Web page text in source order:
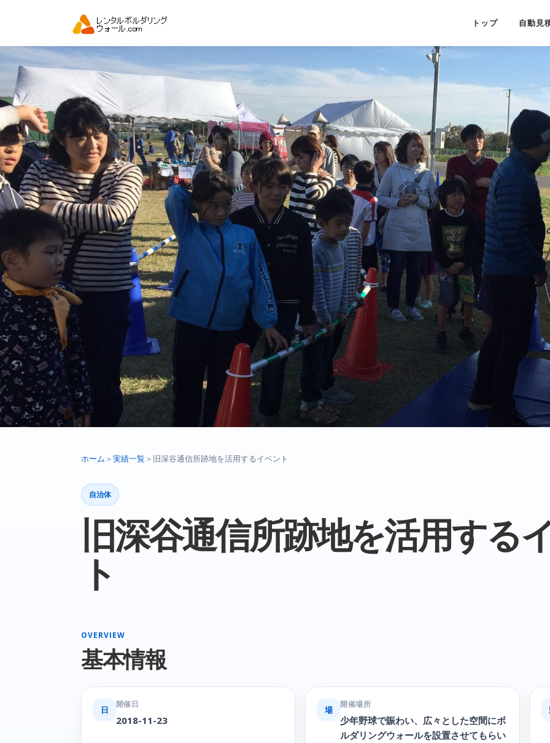
ン
キ
プ
トップ 自動見
ホーム ＞実績一覧＞ 旧深谷通信所跡地を活用するイベント
自治体
旧深谷通信所跡地を活用する
ト
OVERVIEW
基本情報
日
開催日
2018-11-23
場
開催場所
少年野球で賑わい、広々とした空間にボ
ルダリングウォールを設置させてもらい